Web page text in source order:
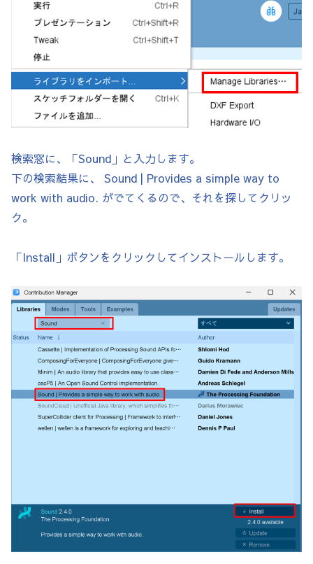
検索窓に、「Sound」と入力します。
下の検索結果に、 Sound | Provides a simple way to
work with audio. がでてくるので、それを探してクリッ
ク。
「Install」ボタンをクリックしてインストールします。